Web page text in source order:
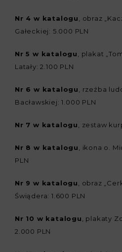
Nr 4 w katalogu
, obraz
Gałeckiej: 5.000 PLN
Nr 5 w katalogu
, plakat
Latały: 2.100 PLN
Nr 6 w katalogu
, rzeźba
Bacławskiej: 1.000 PLN
Nr 7 w katalogu , zestaw
Nr 8 w katalogu
, ikona o.
PLN
Nr 9 w katalogu
, obraz
Świądera: 1.600 PLN
Nr 10 w katalogu
, plakaty
2.000 PLN